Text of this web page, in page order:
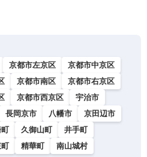
京都市左京区
京都市中京区
京都市南区
京都市右京区
京都市西京区
宇治市
長岡京市 八幡市
京田辺市
久御山町
井手町
精華町
南山城村